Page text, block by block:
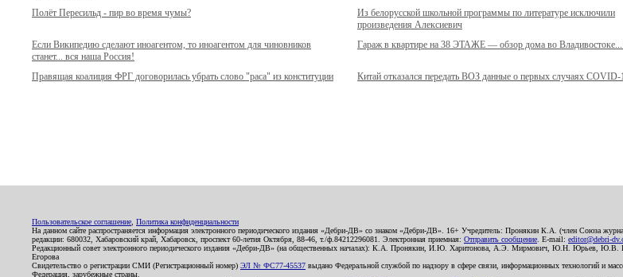
Полёт Пересильд - пир во время чумы?
Из белорусской школьной программы по литературе исключили
произведения Алексиевич
Если Википедию сделают иноагентом, то иноагентом для чиновников
станет... вся наша Россия!
Гараж в квартире на 38 ЭТАЖЕ — обзор дома во
Правящая коалиция ФРГ договорилась убрать слово "раса" из конституции Китай отказался передать ВОЗ данные о первых случаях COVID-
Пользовательское соглашение Политика конфиденциальности
На данном сайте распространяется информация электронного периодического издания «Дебри-ДВ» со знаком «Дебри-ДВ». 16+ Учредитель: Пронякин К.А. (член Союза
редакции: 680032, Хабаровский край, Хабаровск, проспект 60-летия Октября, 88-46, т./ф.84212296081. Электронная приемная: Отправить сообщение . E-mail: editor@debri-
Редакционный совет электронного периодического издания «Дебри-ДВ» (на общественных началах): К.А. Пронякин, И.Ю. Харитонова, А.Э. Мирмович, Ю.Н.
Егорова
Свидетельство о регистрации СМИ (Регистрационный номер) ЭЛ № ФС77-45537 выдано Федеральной службой по надзору в сфере связи, информационных технологий и
Федерация, зарубежные страны.